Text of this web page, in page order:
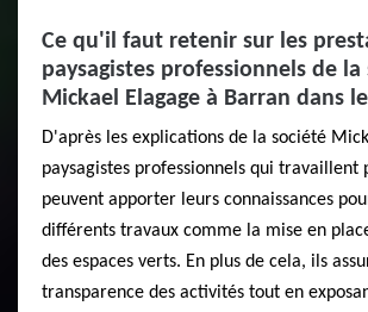
Ce qu'il faut retenir sur les
paysagistes professionnels de la
Mickael Elagage à Barran dans
D'après les explications de la société
paysagistes professionnels qui travaillent
peuvent apporter leurs connaissances
différents travaux comme la mise en
des espaces verts. En plus de cela, ils
transparence des activités tout en